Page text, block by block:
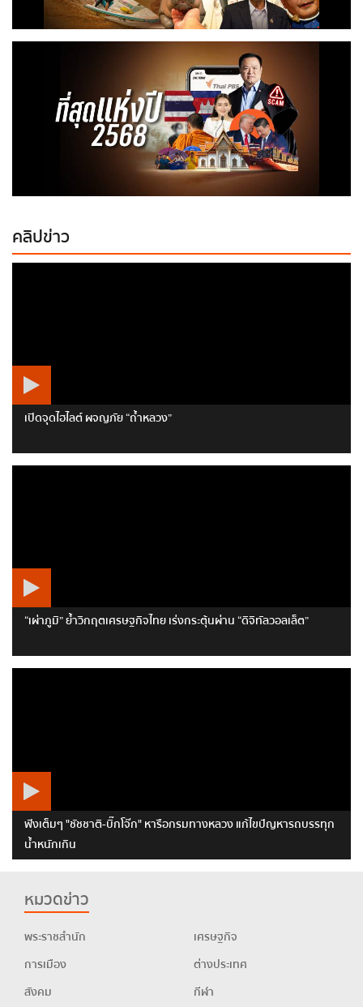
คลิปข่าว
เปิดจุดไฮไลต์ ผจญภัย “ถ้ำหลวง”
“เผ่าภูมิ” ย้ำวิกฤตเศรษฐกิจไทย เร่งกระตุ้นผ่าน “ดิจิทัลวอลเล็ต”
ฟังเต็มๆ "ชัชชาติ-บิ๊กโจ๊ก" หารือกรมทางหลวง แก้ไขปัญหารถบรรทุก
น้ำหนักเกิน
หมวดข่าว
พระราชสำนัก
การเมือง
สังคม
เศรษฐกิจ
ต่างประเทศ
กีฬา